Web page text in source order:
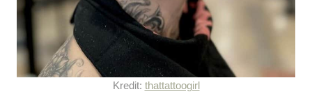
Kredit: thattattoogirl